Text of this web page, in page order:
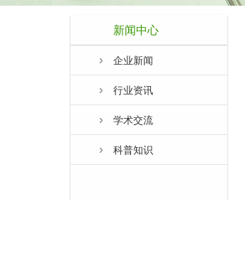
新闻中心
企业新闻
行业资讯
学术交流
科普知识